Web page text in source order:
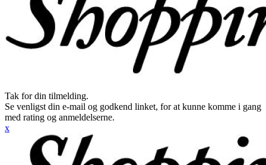
Tak for din tilmelding.
Se venligst din e-mail og godkend linket, for at kunne komme i gang
med rating og anmeldelserne.
x